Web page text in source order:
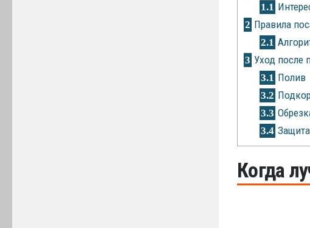
1.1
2 Правила
2.1
3 Уход после
3.1 Полив
3.2
3.3
3.4
Когда